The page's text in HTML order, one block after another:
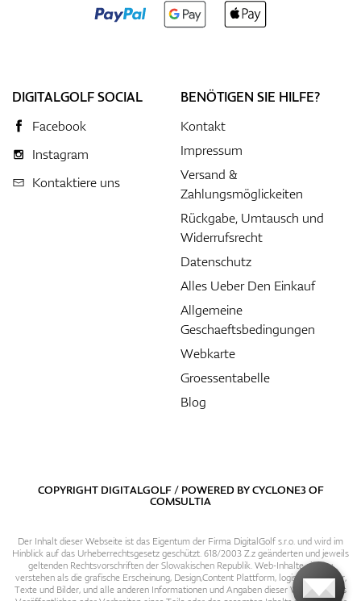
DIGITALGOLF SOCIAL
Facebook
Instagram
Kontaktiere uns
BENÖTIGEN SIE HILFE?
Kontakt
Impressum
Versand &
Zahlungsmöglickeiten
Rückgabe, Umtausch und
Widerrufsrecht
Datenschutz
Alles Ueber Den Einkauf
Allgemeine
Geschaeftsbedingungen
Webkarte
Groessentabelle
Blog
COPYRIGHT DIGITALGOLF / POWERED BYCYCLONE3OF
COMSULTIA
Der Inhalt dieser Webseite ist das Eigentum der Firma DigitalGolf s.r.o. und wird im
Hinblick auf das Urheberrechtsgesetz geschützt. 618/2003 Z.z geänderten und jeweils
geltenden Rechtsvorschriften der Slowakischen Republik. Web-Inhalte sind zu
verstehen als die grafische Erscheinung, Design,Content Plattform, logische Struktur,
Texte und Bilder, und alle anderen Informationen und Angaben dieser Webseite. Das